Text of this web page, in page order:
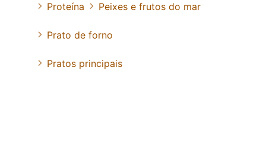
Proteína
Peixes e frutos do mar
Prato de forno
Pratos principais